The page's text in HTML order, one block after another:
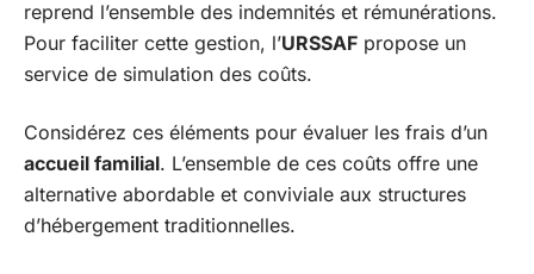
reprend l’ensemble des indemnités et rémunérations.
Pour faciliter cette gestion, l’URSSAF propose un
service de simulation des coûts.
Considérez ces éléments pour évaluer les frais d’un
accueil familial. L’ensemble de ces coûts offre une
alternative abordable et conviviale aux structures
d’hébergement traditionnelles.